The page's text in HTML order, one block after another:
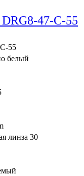
47-C-55
55
белый
линза 30